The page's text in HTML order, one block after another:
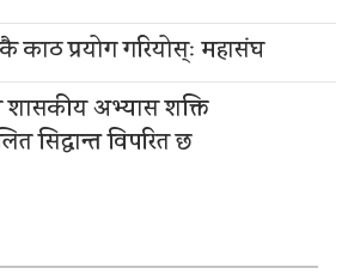
काठ प्रयोग गरियोस्ः महासंघ
शासकीय अभ्यास शक्ति
सिद्धान्त विपरित छ